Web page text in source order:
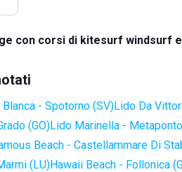
con corsi di kitesurf windsurf
Blanca - Spotorno (SV)Lido Da
(GO)Lido Marinella -
Beach - Castellammare Di
(LU)Hawaii Beach - Follonica